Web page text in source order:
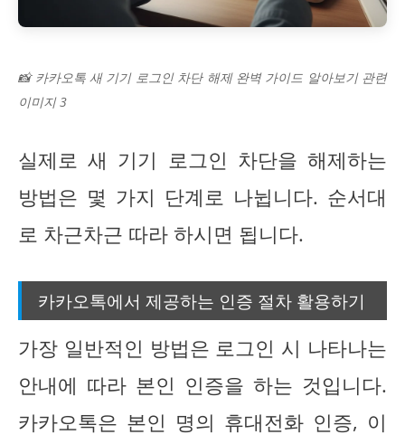
📸 카카오톡 새 기기 로그인 차단 해제 완벽 가이드 알아보기 관련
이미지 3
실제로 새 기기 로그인 차단을 해제하는
방법은 몇 가지 단계로 나뉩니다. 순서대
로 차근차근 따라 하시면 됩니다.
카카오톡에서 제공하는 인증 절차 활용하기
가장 일반적인 방법은 로그인 시 나타나는
안내에 따라 본인 인증을 하는 것입니다.
카카오톡은 본인 명의 휴대전화 인증, 이